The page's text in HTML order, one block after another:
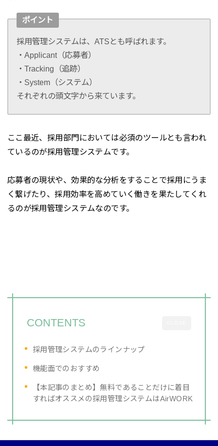
ポイント
採用管理システムは、ATSとも呼ばれます。
・Applicant（応募者）
・Tracking（追跡）
・System（システム）
それぞれの頭文字から来ています。
ここ最近、採用部門においては必須のツールとも言われ
ているのが採用管理システムです。
応募者の現状や、効果的な分析をすることで採用にうま
く繋げたり、採用効率を高めていく働きを果たしてくれ
るのが採用管理システムなのです。
CONTENTS
採用管理システムのラインナップ
機能面でのおすすめ
【本記事のまとめ】無料であることだけに着目
すればオススメの採用管理システムはAirWORK